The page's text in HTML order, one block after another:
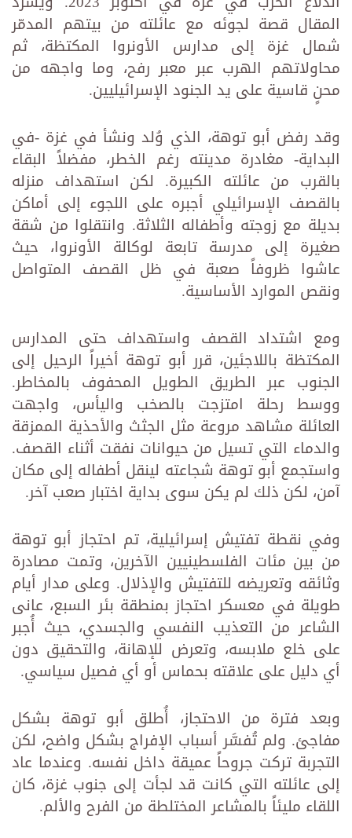
المقال قصة لجوئه مع عائلته من بيتهم المدمّر
شمال غزة إلى مدارس الأونروا المكتظة، ثم
محاولاتهم الهرب عبر معبر رفح، وما واجهه من
محنٍ قاسية على يد الجنود الإسرائيليين.
وقد رفض أبو توهة، الذي وُلد ونشأ في غزة -في
البداية- مغادرة مدينته رغم الخطر، مفضلاً البقاء
بالقرب من عائلته الكبيرة. لكن استهداف منزله
بالقصف الإسرائيلي أجبره على اللجوء إلى أماكن
بديلة مع زوجته وأطفاله الثلاثة. وانتقلوا من شقة
صغيرة إلى مدرسة تابعة لوكالة الأونروا، حيث
عاشوا ظروفاً صعبة في ظل القصف المتواصل
ونقص الموارد الأساسية.
ومع اشتداد القصف واستهداف حتى المدارس
المكتظة باللاجئين، قرر أبو توهة أخيراً الرحيل إلى
الجنوب عبر الطريق الطويل المحفوف بالمخاطر.
ووسط رحلة امتزجت بالصخب واليأس، واجهت
العائلة مشاهد مروعة مثل الجثث والأحذية الممزقة
والدماء التي تسيل من حيوانات نفقت أثناء القصف.
واستجمع أبو توهة شجاعته لينقل أطفاله إلى مكان
آمن، لكن ذلك لم يكن سوى بداية اختبار صعب آخر.
وفي نقطة تفتيش إسرائيلية، تم احتجاز أبو توهة
من بين مئات الفلسطينيين الآخرين، وتمت مصادرة
وثائقه وتعريضه للتفتيش والإذلال. وعلى مدار أيام
طويلة في معسكر احتجاز بمنطقة بئر السبع، عانى
الشاعر من التعذيب النفسي والجسدي، حيث أُجبر
على خلع ملابسه، وتعرض للإهانة، والتحقيق دون
أي دليل على علاقته بحماس أو أي فصيل سياسي.
وبعد فترة من الاحتجاز، أُطلق أبو توهة بشكل
مفاجئ. ولم تُفسَّر أسباب الإفراج بشكل واضح، لكن
التجربة تركت جروحاً عميقة داخل نفسه. وعندما عاد
إلى عائلته التي كانت قد لجأت إلى جنوب غزة، كان
اللقاء مليئاً بالمشاعر المختلطة من الفرح والألم.